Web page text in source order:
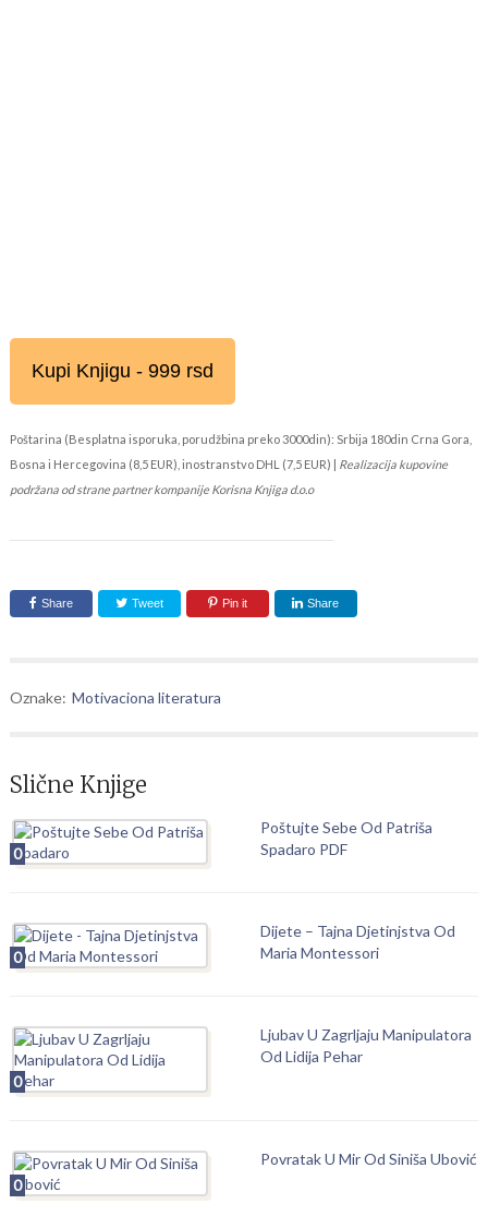
Kupi Knjigu - 999 rsd
Poštarina (Besplatna isporuka, porudžbina preko 3000din): Srbija 180din Crna Gora,
Bosna i Hercegovina (8,5 EUR), inostranstvo DHL (7,5 EUR) | Realizacija kupovine
podržana od strane partner kompanije Korisna Knjiga d.o.o
Share Tweet Pin it Share
Oznake: Motivaciona literatura
Slične Knjige
0
Poštujte Sebe Od Patriša
Spadaro PDF
0
Dijete – Tajna Djetinjstva Od
Maria Montessori
0
Ljubav U Zagrljaju Manipulatora
Od Lidija Pehar
0
Povratak U Mir Od Siniša Ubović